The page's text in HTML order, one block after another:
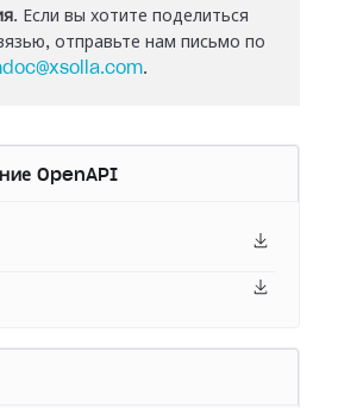
. Если вы хотите поделиться
отправьте нам письмо по
.
OpenAPI